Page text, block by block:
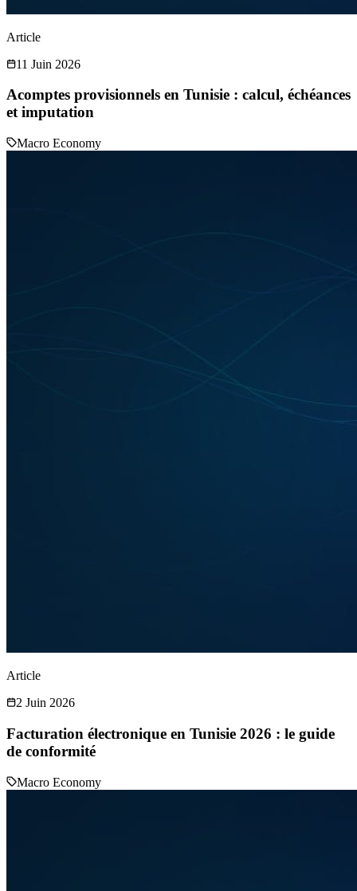
Article
11 Juin 2026
Acomptes provisionnels en Tunisie : calcul, échéances
et imputation
Macro Economy
Article
2 Juin 2026
Facturation électronique en Tunisie 2026 : le guide
de conformité
Macro Economy